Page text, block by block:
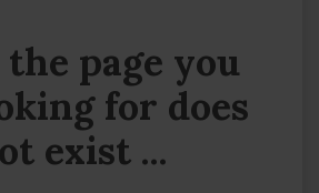
the page you
for does
exist ...